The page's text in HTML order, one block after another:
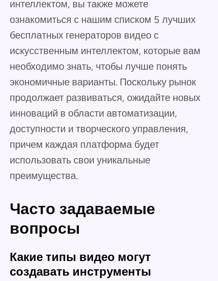
интеллектом, вы также можете
ознакомиться с нашим списком 5 лучших
бесплатных генераторов видео с
искусственным интеллектом, которые вам
необходимо знать, чтобы лучше понять
экономичные варианты. Поскольку рынок
продолжает развиваться, ожидайте новых
инноваций в области автоматизации,
доступности и творческого управления,
причем каждая платформа будет
использовать свои уникальные
преимущества.
Часто задаваемые
вопросы
Какие типы видео могут
создавать инструменты